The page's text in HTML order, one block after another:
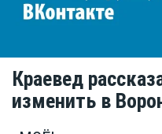
Краевед
изменить в